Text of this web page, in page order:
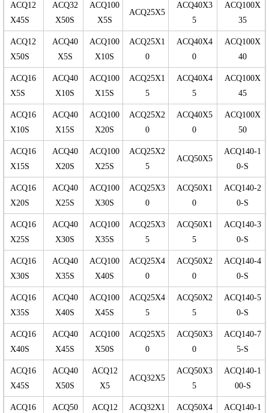
ACQ12
X45S
ACQ32
X50S
ACQ100
X5S
ACQ25X5
ACQ40X3
5
ACQ100X
35
ACQ12
X50S
ACQ40
X5S
ACQ100
X10S
ACQ25X1
0
ACQ40X4
0
ACQ100X
40
ACQ16
X5S
ACQ40
X10S
ACQ100
X15S
ACQ25X1
5
ACQ40X4
5
ACQ100X
45
ACQ16
X10S
ACQ40
X15S
ACQ100
X20S
ACQ25X2
0
ACQ40X5
0
ACQ100X
50
ACQ16
X15S
ACQ40
X20S
ACQ100
X25S
ACQ25X2
5
ACQ50X5
ACQ140-1
0-S
ACQ16
X20S
ACQ40
X25S
ACQ100
X30S
ACQ25X3
0
ACQ50X1
0
ACQ140-2
0-S
ACQ16
X25S
ACQ40
X30S
ACQ100
X35S
ACQ25X3
5
ACQ50X1
5
ACQ140-3
0-S
ACQ16
X30S
ACQ40
X35S
ACQ100
X40S
ACQ25X4
0
ACQ50X2
0
ACQ140-4
0-S
ACQ16
X35S
ACQ40
X40S
ACQ100
X45S
ACQ25X4
5
ACQ50X2
5
ACQ140-5
0-S
ACQ16
X40S
ACQ40
X45S
ACQ100
X50S
ACQ25X5
0
ACQ50X3
0
ACQ140-7
5-S
ACQ16
X45S
ACQ40
X50S
ACQ12
X5
ACQ32X5
ACQ50X3
5
ACQ140-1
00-S
ACQ16
ACQ50
ACQ12
ACQ32X1
ACQ50X4
ACQ140-1